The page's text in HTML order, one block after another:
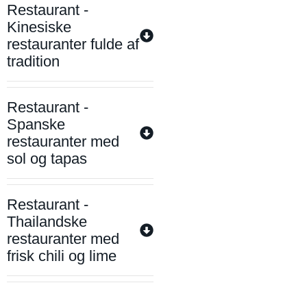
Restaurant -
Kinesiske
restauranter fulde af
tradition
Restaurant -
Spanske
restauranter med
sol og tapas
Restaurant -
Thailandske
restauranter med
frisk chili og lime